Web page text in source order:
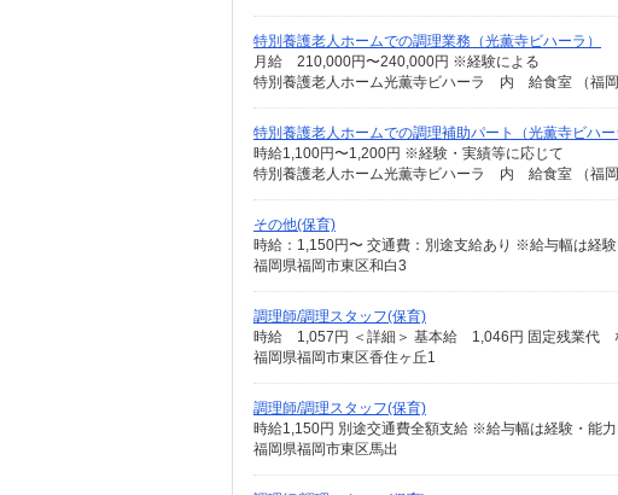
特別養護老人ホームでの調理業務（光薫寺ビハーラ）
月給 210,000円〜240,000円 ※経験による
特別養護老人ホーム光薫寺ビハーラ 内 給食室 （福岡
特別養護老人ホームでの調理補助パート（光薫寺ビハー
時給1,100円〜1,200円 ※経験・実績等に応じて
特別養護老人ホーム光薫寺ビハーラ 内 給食室 （福岡
その他(保育)
時給：1,150円〜 交通費：別途支給あり ※給与幅は経
福岡県福岡市東区和白3
調理師/調理スタッフ(保育)
福岡県福岡市東区香住ヶ丘1
調理師/調理スタッフ(保育)
時給1,150円 別途交通費全額支給 ※給与幅は経験・能
福岡県福岡市東区馬出